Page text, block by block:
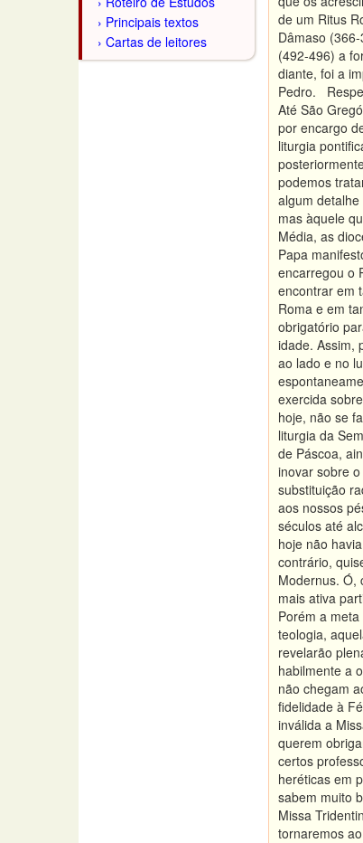
Principais textos
Cartas de leitores
de um Ritus
Dâmaso
(492-496) a
diante, foi a
Pedro.
Até São
por encargo
liturgia
podemos
algum
mas àquele
Média, as
Papa
encarregou o
encontrar em
Roma e em
obrigatório
idade. Assim,
ao lado e no
exercida
hoje, não se
liturgia da
de Páscoa,
inovar sobre
substituição
aos nossos
séculos até
hoje não
contrário,
Modernus. Ó,
mais ativa
Porém a
teologia,
revelarão
habilmente a
não chegam
fidelidade à
inválida a
querem
certos
heréticas em
sabem muito
Missa
tornaremos